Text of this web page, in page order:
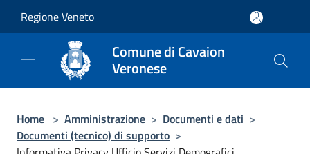
Regione Veneto
Comune di Cavaion
Veronese
Home > Amministrazione > Documenti e dati >
Documenti (tecnico) di supporto >